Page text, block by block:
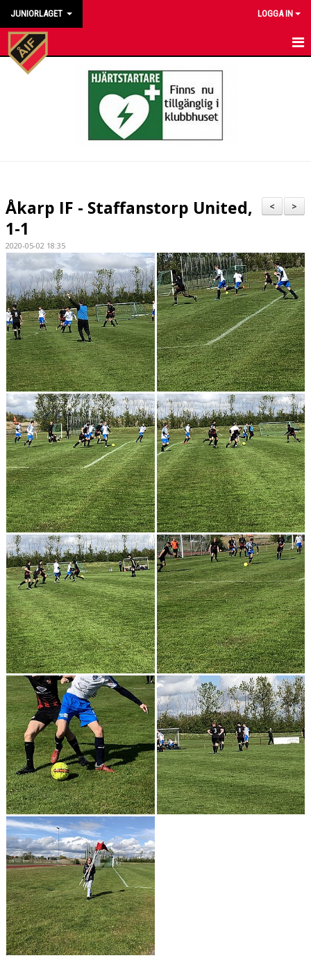
JUNIORLAGET LOGGA IN
HEM
BILDGALLERI
DOKUMENT
KONTAKT
>
<
Åkarp IF - Staffanstorp United,
1-1
2020-05-02 18:35